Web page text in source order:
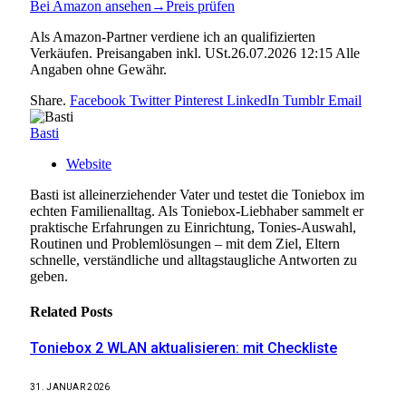
Bei Amazon ansehen →Preis prüfen
Als Amazon-Partner verdiene ich an qualifizierten
Verkäufen. Preisangaben inkl. USt.26.07.2026 12:15 Alle
Angaben ohne Gewähr.
Share. Facebook Twitter Pinterest LinkedIn Tumblr Email
Basti
Website
Basti ist alleinerziehender Vater und testet die Toniebox im
echten Familienalltag. Als Toniebox-Liebhaber sammelt er
praktische Erfahrungen zu Einrichtung, Tonies-Auswahl,
Routinen und Problemlösungen – mit dem Ziel, Eltern
schnelle, verständliche und alltagstaugliche Antworten zu
geben.
Related Posts
Toniebox 2 WLAN aktualisieren: mit Checkliste
31. JANUAR 2026